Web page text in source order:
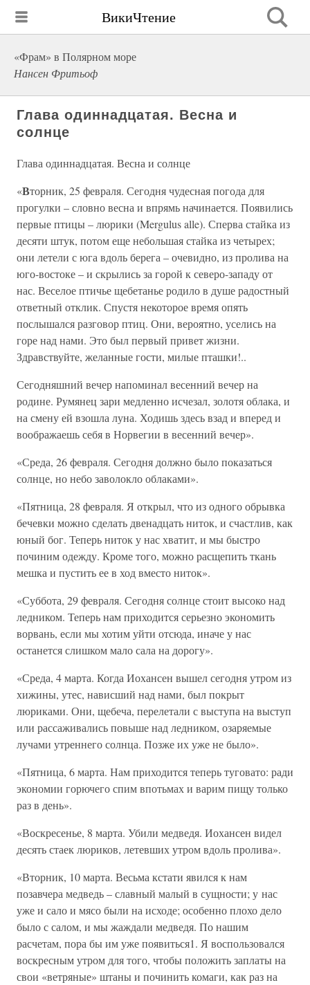
ВикиЧтение
«Фрам» в Полярном море
Нансен Фритьоф
Глава одиннадцатая. Весна и
солнце
Глава одиннадцатая. Весна и солнце
«Вторник, 25 февраля. Сегодня чудесная погода для
прогулки – словно весна и впрямь начинается. Появились
первые птицы – люрики (Mergulus alle). Сперва стайка из
десяти штук, потом еще небольшая стайка из четырех;
они летели с юга вдоль берега – очевидно, из пролива на
юго-востоке – и скрылись за горой к северо-западу от
нас. Веселое птичье щебетанье родило в душе радостный
ответный отклик. Спустя некоторое время опять
послышался разговор птиц. Они, вероятно, уселись на
горе над нами. Это был первый привет жизни.
Здравствуйте, желанные гости, милые пташки!..
Сегодняшний вечер напоминал весенний вечер на
родине. Румянец зари медленно исчезал, золотя облака, и
на смену ей взошла луна. Ходишь здесь взад и вперед и
воображаешь себя в Норвегии в весенний вечер».
«Среда, 26 февраля. Сегодня должно было показаться
солнце, но небо заволокло облаками».
«Пятница, 28 февраля. Я открыл, что из одного обрывка
бечевки можно сделать двенадцать ниток, и счастлив, как
юный бог. Теперь ниток у нас хватит, и мы быстро
починим одежду. Кроме того, можно расщепить ткань
мешка и пустить ее в ход вместо ниток».
«Суббота, 29 февраля. Сегодня солнце стоит высоко над
ледником. Теперь нам приходится серьезно экономить
ворвань, если мы хотим уйти отсюда, иначе у нас
останется слишком мало сала на дорогу».
«Среда, 4 марта. Когда Иохансен вышел сегодня утром из
хижины, утес, нависший над нами, был покрыт
люриками. Они, щебеча, перелетали с выступа на выступ
или рассаживались повыше над ледником, озаряемые
лучами утреннего солнца. Позже их уже не было».
«Пятница, 6 марта. Нам приходится теперь туговато: ради
экономии горючего спим впотьмах и варим пищу только
раз в день».
«Воскресенье, 8 марта. Убили медведя. Иохансен видел
десять стаек люриков, летевших утром вдоль пролива».
«Вторник, 10 марта. Весьма кстати явился к нам
позавчера медведь – славный малый в сущности; у нас
уже и сало и мясо были на исходе; особенно плохо дело
было с салом, и мы жаждали медведя. По нашим
расчетам, пора бы им уже появиться1. Я воспользовался
воскресным утром для того, чтобы положить заплаты на
свои «ветряные» штаны и починить комаги, как раз на